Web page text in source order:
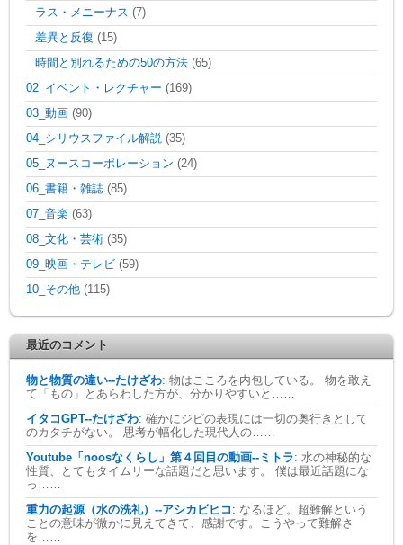
ラス・メニーナス (7)
差異と反復 (15)
時間と別れるための50の方法 (65)
02_イベント・レクチャー (169)
03_動画 (90)
04_シリウスファイル解説 (35)
05_ヌースコーポレーション (24)
06_書籍・雑誌 (85)
07_音楽 (63)
08_文化・芸術 (35)
09_映画・テレビ (59)
10_その他 (115)
最近のコメント
物と物質の違い--たけざわ: 物はこころを内包している。 物を敢え
て「もの」とあらわした方が、分かりやすいと……
イタコGPT--たけざわ: 確かにジピの表現には一切の奥行きとして
のカタチがない。 思考が幅化した現代人の……
Youtube「noosなくらし」第４回目の動画--ミトラ: 水の神秘的な
性質、とてもタイムリーな話題だと思います。 僕は最近話題にな
っ……
重力の起源（水の洗礼）--アシカビヒコ : なるほど。超難解という
ことの意味が微かに見えてきて、感謝です。こうやって難解さ
を……